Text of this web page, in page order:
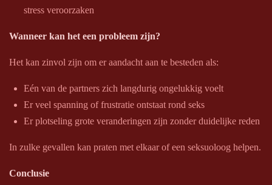
stress veroorzaken
Wanneer kan het een probleem zijn?
Het kan zinvol zijn om er aandacht aan te besteden als:
Eén van de partners zich langdurig ongelukkig voelt
Er veel spanning of frustratie ontstaat rond seks
Er plotseling grote veranderingen zijn zonder duidelijke reden
In zulke gevallen kan praten met elkaar of een seksuoloog helpen.
Conclusie